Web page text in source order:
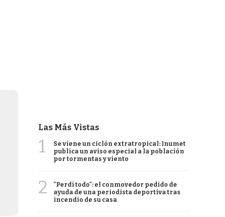
Las Más Vistas
1
Se viene un ciclón extratropical: Inumet
publica un aviso especial a la población
por tormentas y viento
2
"Perdí todo": el conmovedor pedido de
ayuda de una periodista deportiva tras
incendio de su casa